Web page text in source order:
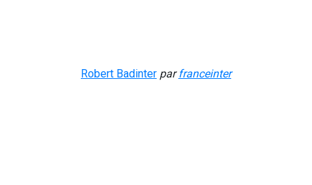
Robert Badinter parfranceinter